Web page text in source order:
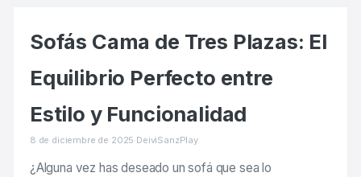
Sofás Cama de Tres Plazas: El
Equilibrio Perfecto entre
Estilo y Funcionalidad
8 de diciembre de 2025·DeiviSanzPlay
¿Alguna vez has deseado un sofá que sea lo